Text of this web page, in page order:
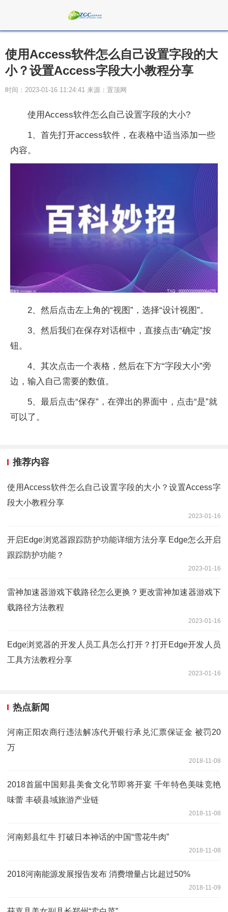
使用Access软件怎么自己设置字段的大
小？设置Access字段大小教程分享
时间：2023-01-16 11:24:41 来源：置顶网
使用Access软件怎么自己设置字段的大小?
1、首先打开access软件，在表格中适当添加一些
内容。
2、然后点击左上角的“视图”，选择“设计视图”。
3、然后我们在保存对话框中，直接点击“确定”按
钮。
4、其次点击一个表格，然后在下方“字段大小”旁
边，输入自己需要的数值。
5、最后点击“保存”，在弹出的界面中，点击“是”就
可以了。
推荐内容
使用Access软件怎么自己设置字段的大小？设置Access字
段大小教程分享
2023-01-16
开启Edge浏览器跟踪防护功能详细方法分享 Edge怎么开启
跟踪防护功能？
2023-01-16
雷神加速器游戏下载路径怎么更换？更改雷神加速器游戏下
载路径方法教程
2023-01-16
Edge浏览器的开发人员工具怎么打开？打开Edge开发人员
工具方法教程分享
2023-01-16
热点新闻
河南正阳农商行违法解冻代开银行承兑汇票保证金 被罚20
万
2018-11-08
2018首届中国郏县美食文化节即将开宴 千年特色美味竞艳
味蕾 丰硕县域旅游产业链
2018-11-08
河南郏县红牛 打破日本神话的中国“雪花牛肉”
2018-11-08
2018河南能源发展报告发布 消费增量占比超过50%
2018-11-09